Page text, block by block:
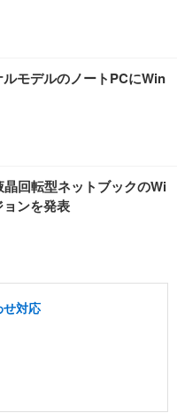
モデルのノートPCにWin
回転型ネットブックのWi
ンを発表
対応